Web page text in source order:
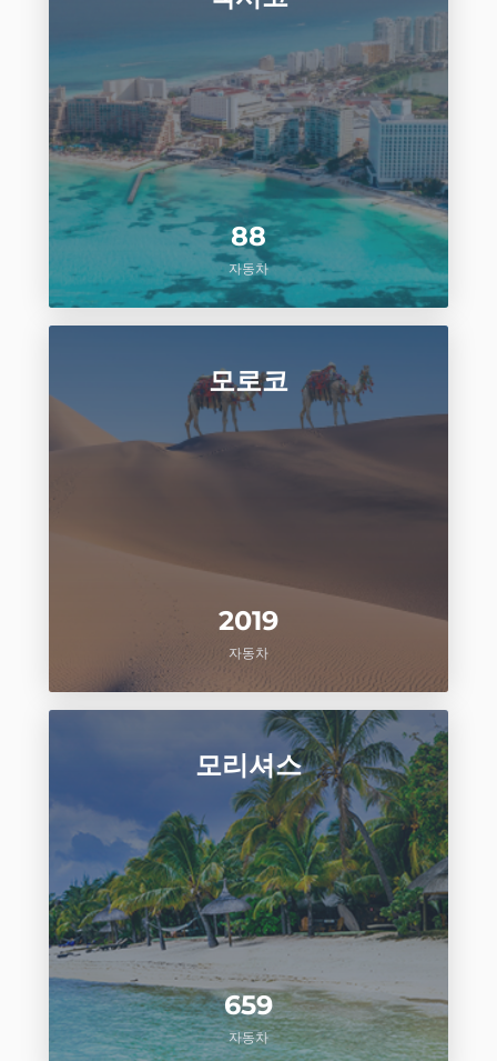
88
자동차
2019
자동차
모로코
659
자동차
모리셔스